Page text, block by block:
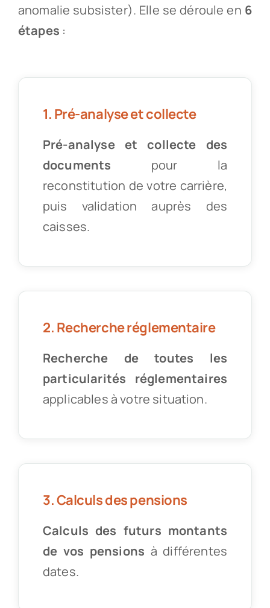
anomalie subsister). Elle se déroule en 6
étapes :
1. Pré-analyse et collecte
Pré-analyse et collecte des
documents pour la
reconstitution de votre carrière,
puis validation auprès des
caisses.
2. Recherche réglementaire
Recherche de toutes les
particularités réglementaires
applicables à votre situation.
3. Calculs des pensions
Calculs des futurs montants
de vos pensions à différentes
dates.